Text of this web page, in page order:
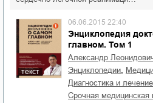
текст
Энциклопедия
главном. Том 1
06.06.2015 22:40
Александр
энциклопедии
диагностика и лечение
срочная